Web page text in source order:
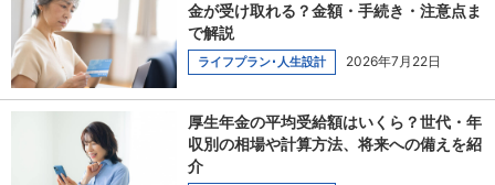
金が受け取れる？金額・手続き・注意点ま
で解説
ライフプラン･人生設計 2026年7月22日
厚生年金の平均受給額はいくら？世代・年
収別の相場や計算方法、将来への備えを紹
介